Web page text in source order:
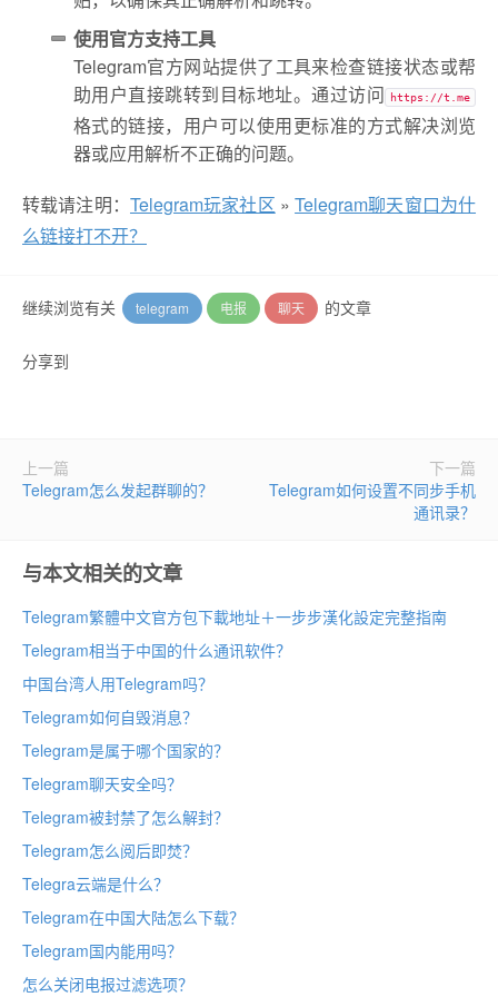
使用官方支持工具
Telegram官方网站提供了工具来检查链接状态或帮
助用户直接跳转到目标地址。通过访问
https://t.me
格式的链接，用户可以使用更标准的方式解决浏览
器或应用解析不正确的问题。
转载请注明： Telegram玩家社区 »Telegram聊天窗口为什
么链接打不开？
继续浏览有关 telegram 电报 聊天 的文章
分享到
上一篇
Telegram怎么发起群聊的？
下一篇
Telegram如何设置不同步手机
通讯录？
与本文相关的文章
Telegram繁體中文官方包下載地址＋一步步漢化設定完整指南
Telegram相当于中国的什么通讯软件？
中国台湾人用Telegram吗？
Telegram如何自毁消息？
Telegram是属于哪个国家的？
Telegram聊天安全吗？
Telegram被封禁了怎么解封？
Telegram怎么阅后即焚？
Telegra云端是什么？
Telegram在中国大陆怎么下载？
Telegram国内能用吗？
怎么关闭电报过滤选项？